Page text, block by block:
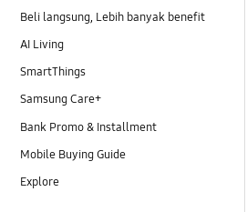
Beli langsung, Lebih banyak benefit
AI Living
SmartThings
Samsung Care+
Bank Promo & Installment
Mobile Buying Guide
Explore